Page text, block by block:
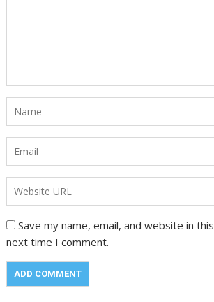
Save my name, email, and website in
next time I comment.